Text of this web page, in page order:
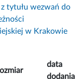
tytułu wezwań do
w Krakowie
data
dodania